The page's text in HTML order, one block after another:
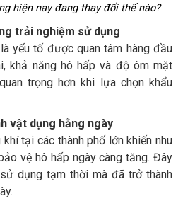
hiện nay đang thay đổi thế nào?
trải nghiệm sử dụng
yếu tố được quan tâm hàng đầu
khả năng hô hấp và độ ôm mặt
trọng hơn khi lựa chọn khẩu
vật dụng hằng ngày
tại các thành phố lớn khiến nhu
vệ hô hấp ngày càng tăng. Đây
dụng tạm thời mà đã trở thành